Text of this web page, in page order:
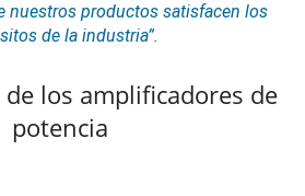
nuestros productos satisfacen los
de la industria”.
los amplificadores de
potencia